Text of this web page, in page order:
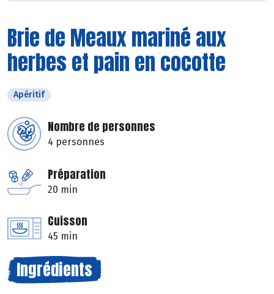
Brie de Meaux mariné aux
herbes et pain en cocotte
Apéritif
Nombre de personnes
4 personnes
Préparation
20 min
Cuisson
45 min
Ingrédients